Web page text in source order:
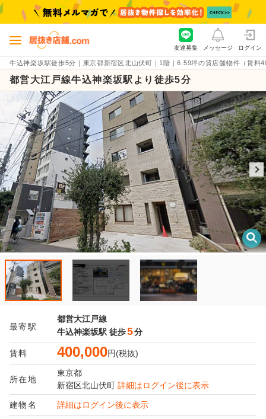
牛込神楽坂駅徒歩5分｜東京都新宿区北山伏町｜1階｜6.59坪の貸店舗物件（賃料
友達募集 メッセージ ログイン
都営大江戸線牛込神楽坂駅より徒歩5分
最寄駅
都営大江戸線
牛込神楽坂駅 徒歩5分
賃料 400,000円(税抜)
所在地
東京都
新宿区北山伏町 詳細はログイン後に表示
建物名 詳細はログイン後に表示